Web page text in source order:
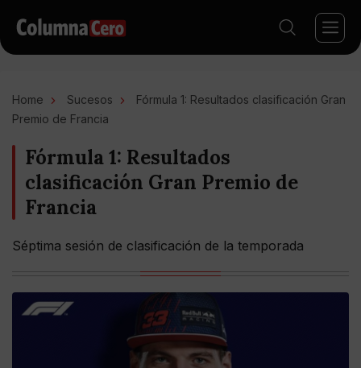
Home Sucesos
Fórmula 1: Resultados clasificación Gran
Premio de Francia
Fórmula 1: Resultados
clasificación Gran Premio de
Francia
Séptima sesión de clasificación de la temporada